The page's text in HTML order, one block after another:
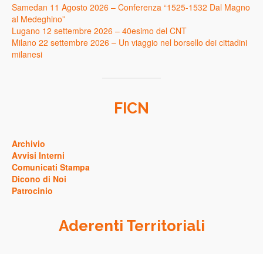
Samedan 11 Agosto 2026 – Conferenza “1525-1532 Dal Magno
al Medeghino”
Lugano 12 settembre 2026 – 40esimo del CNT
Milano 22 settembre 2026 – Un viaggio nel borsello dei cittadini
milanesi
FICN
Archivio
Avvisi Interni
Comunicati Stampa
Dicono di Noi
Patrocinio
Aderenti Territoriali